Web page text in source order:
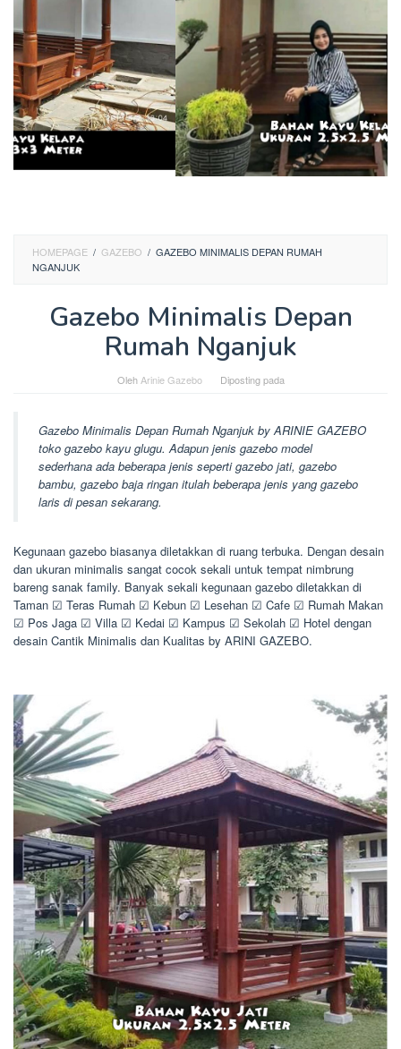
HOMEPAGE / GAZEBO / GAZEBO MINIMALIS DEPAN RUMAH
NGANJUK
Gazebo Minimalis Depan
Rumah Nganjuk
Oleh Arinie Gazebo Diposting pada
Gazebo Minimalis Depan Rumah Nganjuk by ARINIE GAZEBO
toko gazebo kayu glugu. Adapun jenis gazebo model
sederhana ada beberapa jenis seperti gazebo jati, gazebo
bambu, gazebo baja ringan itulah beberapa jenis yang gazebo
laris di pesan sekarang.
Kegunaan gazebo biasanya diletakkan di ruang terbuka. Dengan desain
dan ukuran minimalis sangat cocok sekali untuk tempat nimbrung
bareng sanak family. Banyak sekali kegunaan gazebo diletakkan di
Taman ☑ Teras Rumah ☑ Kebun ☑ Lesehan ☑ Cafe ☑ Rumah Makan
☑ Pos Jaga ☑ Villa ☑ Kedai ☑ Kampus ☑ Sekolah ☑ Hotel dengan
desain Cantik Minimalis dan Kualitas by ARINI GAZEBO.